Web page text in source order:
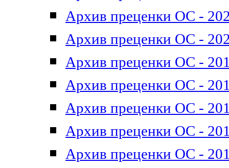
Архив преценки ОС -
Архив преценки ОС -
Архив преценки ОС -
Архив преценки ОС -
Архив преценки ОС -
Архив преценки ОС -
Архив преценки ОС -